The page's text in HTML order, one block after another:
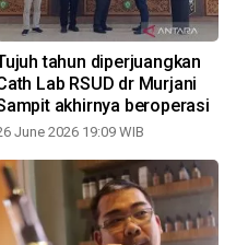
tahun diperjuangkan
Lab RSUD dr Murjani
akhirnya beroperasi
June 2026 19:09 WIB